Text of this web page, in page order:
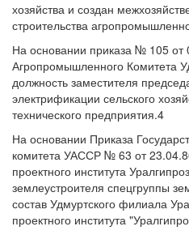
хозяйства и создан
строительства
На основании приказа № 105 от
Агропромышленного Комитета
должность заместителя
электрификации сельского
технического предприятия.4
На основании Приказа
комитета УАССР № 63 от
проектного института
землеустроителя спецгруппы
состав Удмуртского филиала
проектного института